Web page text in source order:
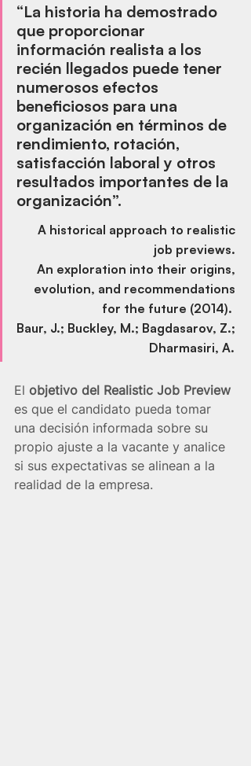
“La historia ha demostrado
que proporcionar
información realista a los
recién llegados puede tener
numerosos efectos
beneficiosos para una
organización en términos de
rendimiento, rotación,
satisfacción laboral y otros
resultados importantes de la
organización”.
A historical approach to realistic
job previews.
An exploration into their origins,
evolution, and recommendations
for the future (2014).
Baur, J.; Buckley, M.; Bagdasarov, Z.;
Dharmasiri, A.
El objetivo del Realistic Job Preview
es que el candidato pueda tomar
una decisión informada sobre su
propio ajuste a la vacante y analice
si sus expectativas se alinean a la
realidad de la empresa.